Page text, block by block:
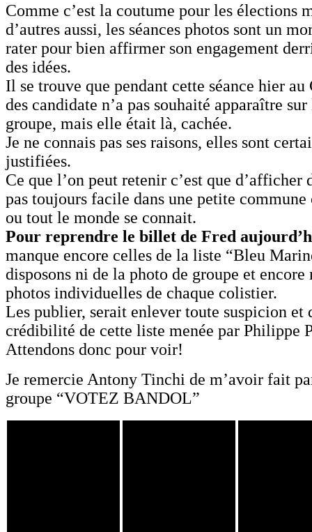
Comme c’est la coutume pour les élections
d’autres aussi, les séances photos sont un
rater pour bien affirmer son engagement
des idées.
Il se trouve que pendant cette séance hier au
des candidate n’a pas souhaité apparaître
groupe, mais elle était là, cachée.
Je ne connais pas ses raisons, elles sont
justifiées.
Ce que l’on peut retenir c’est que d’afficher
pas toujours facile dans une petite
ou tout le monde se connait.
Pour reprendre le billet de Fred
manque encore celles de la liste “Bleu
disposons ni de la photo de groupe et encore
photos individuelles de chaque colistier.
Les publier, serait enlever toute suspicion et
crédibilité de cette liste menée par Philippe
Attendons donc pour voir!
Je remercie Antony Tinchi de m’avoir fait
groupe “VOTEZ BANDOL”